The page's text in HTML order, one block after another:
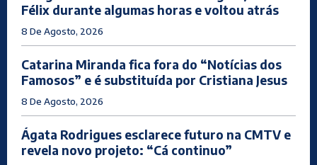
Félix durante algumas horas e voltou atrás
8 De Agosto, 2026
Catarina Miranda fica fora do “Notícias dos
Famosos” e é substituída por Cristiana Jesus
8 De Agosto, 2026
Ágata Rodrigues esclarece futuro na CMTV e
revela novo projeto: “Cá continuo”